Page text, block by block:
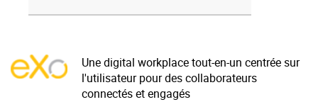
Une digital workplace tout-en-un centrée sur
l'utilisateur pour des collaborateurs
connectés et engagés